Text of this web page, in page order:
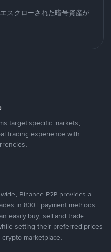
スクローされた暗号資産が
target specific markets,
trading experience with
Binance P2P provides a
in 800+ payment methods
easily buy, sell and trade
setting their preferred prices
marketplace.